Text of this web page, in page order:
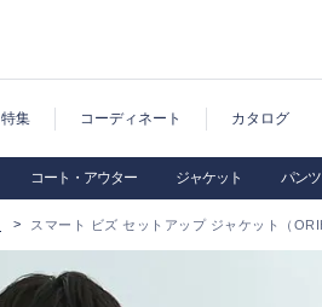
特集 コーディネート カタログ
コート・アウター ジャケット パン
スマート ビズ セットアップ ジャケット（